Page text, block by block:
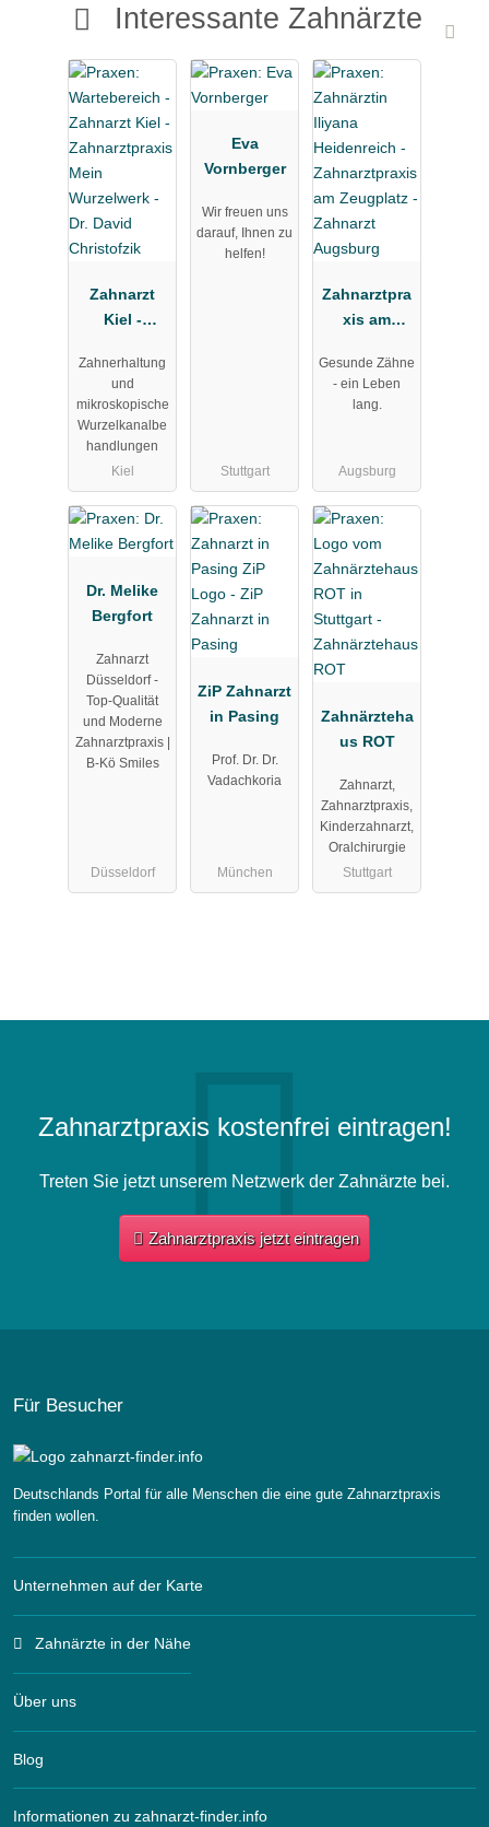
Interessante Zahnärzte
Zahnarzt
Kiel -
xis Mein
Dr. David
Christofzik
Zahnerhaltung
und
mikroskopische
Wurzelkanalbe
handlungen
Kiel
Eva
Vornberger
Wir freuen uns
darauf, Ihnen zu
helfen!
Stuttgart
Zahnarztpra
xis am
Zahnarzt
Gesunde Zähne
- ein Leben
lang.
Augsburg
Dr. Melike
Bergfort
Zahnarzt
Düsseldorf -
Top-Qualität
und Moderne
Zahnarztpraxis |
B-Kö Smiles
Düsseldorf
ZiP Zahnarzt
in Pasing
Prof. Dr. Dr.
Vadachkoria
München
Zahnärzteha
us ROT
Zahnarzt,
Zahnarztpraxis,
Kinderzahnarzt,
Oralchirurgie
Stuttgart
Zahnarztpraxis kostenfrei eintragen!
Treten Sie jetzt unserem Netzwerk der Zahnärzte bei.
Zahnarztpraxis jetzt eintragen
Für Besucher
Deutschlands Portal für alle Menschen die eine gute Zahnarztpraxis
finden wollen.
Unternehmen auf der Karte
Zahnärzte in der Nähe
Über uns
Blog
Informationen zu zahnarzt-finder.info